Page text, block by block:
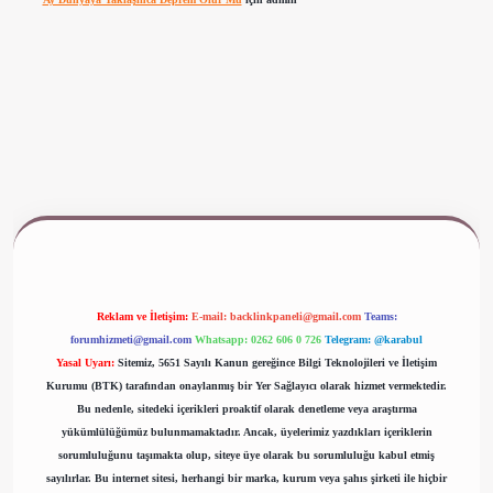
Reklam ve İletişim: E-mail: backlinkpaneli@gmail.com Teams:
forumhizmeti@gmail.com Whatsapp: 0262 606 0 726 Telegram: @karabul
Yasal Uyarı: Sitemiz, 5651 Sayılı Kanun gereğince Bilgi Teknolojileri ve İletişim
Kurumu (BTK) tarafından onaylanmış bir Yer Sağlayıcı olarak hizmet vermektedir.
Bu nedenle, sitedeki içerikleri proaktif olarak denetleme veya araştırma
yükümlülüğümüz bulunmamaktadır. Ancak, üyelerimiz yazdıkları içeriklerin
sorumluluğunu taşımakta olup, siteye üye olarak bu sorumluluğu kabul etmiş
sayılırlar. Bu internet sitesi, herhangi bir marka, kurum veya şahıs şirketi ile hiçbir